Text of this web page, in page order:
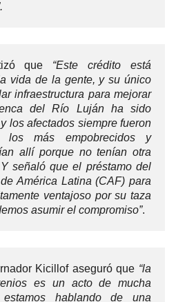
que “Este crédito está
vida de la gente, y su único
infraestructura para mejorar
del Río Luján ha sido
los afectados siempre fueron
los más empobrecidos y
allí porque no tenían otra
señaló que el préstamo del
América Latina (CAF) para
ventajoso por su taza
asumir el compromiso”.
Kicillof aseguró que “la
es un acto de mucha
estamos hablando de una